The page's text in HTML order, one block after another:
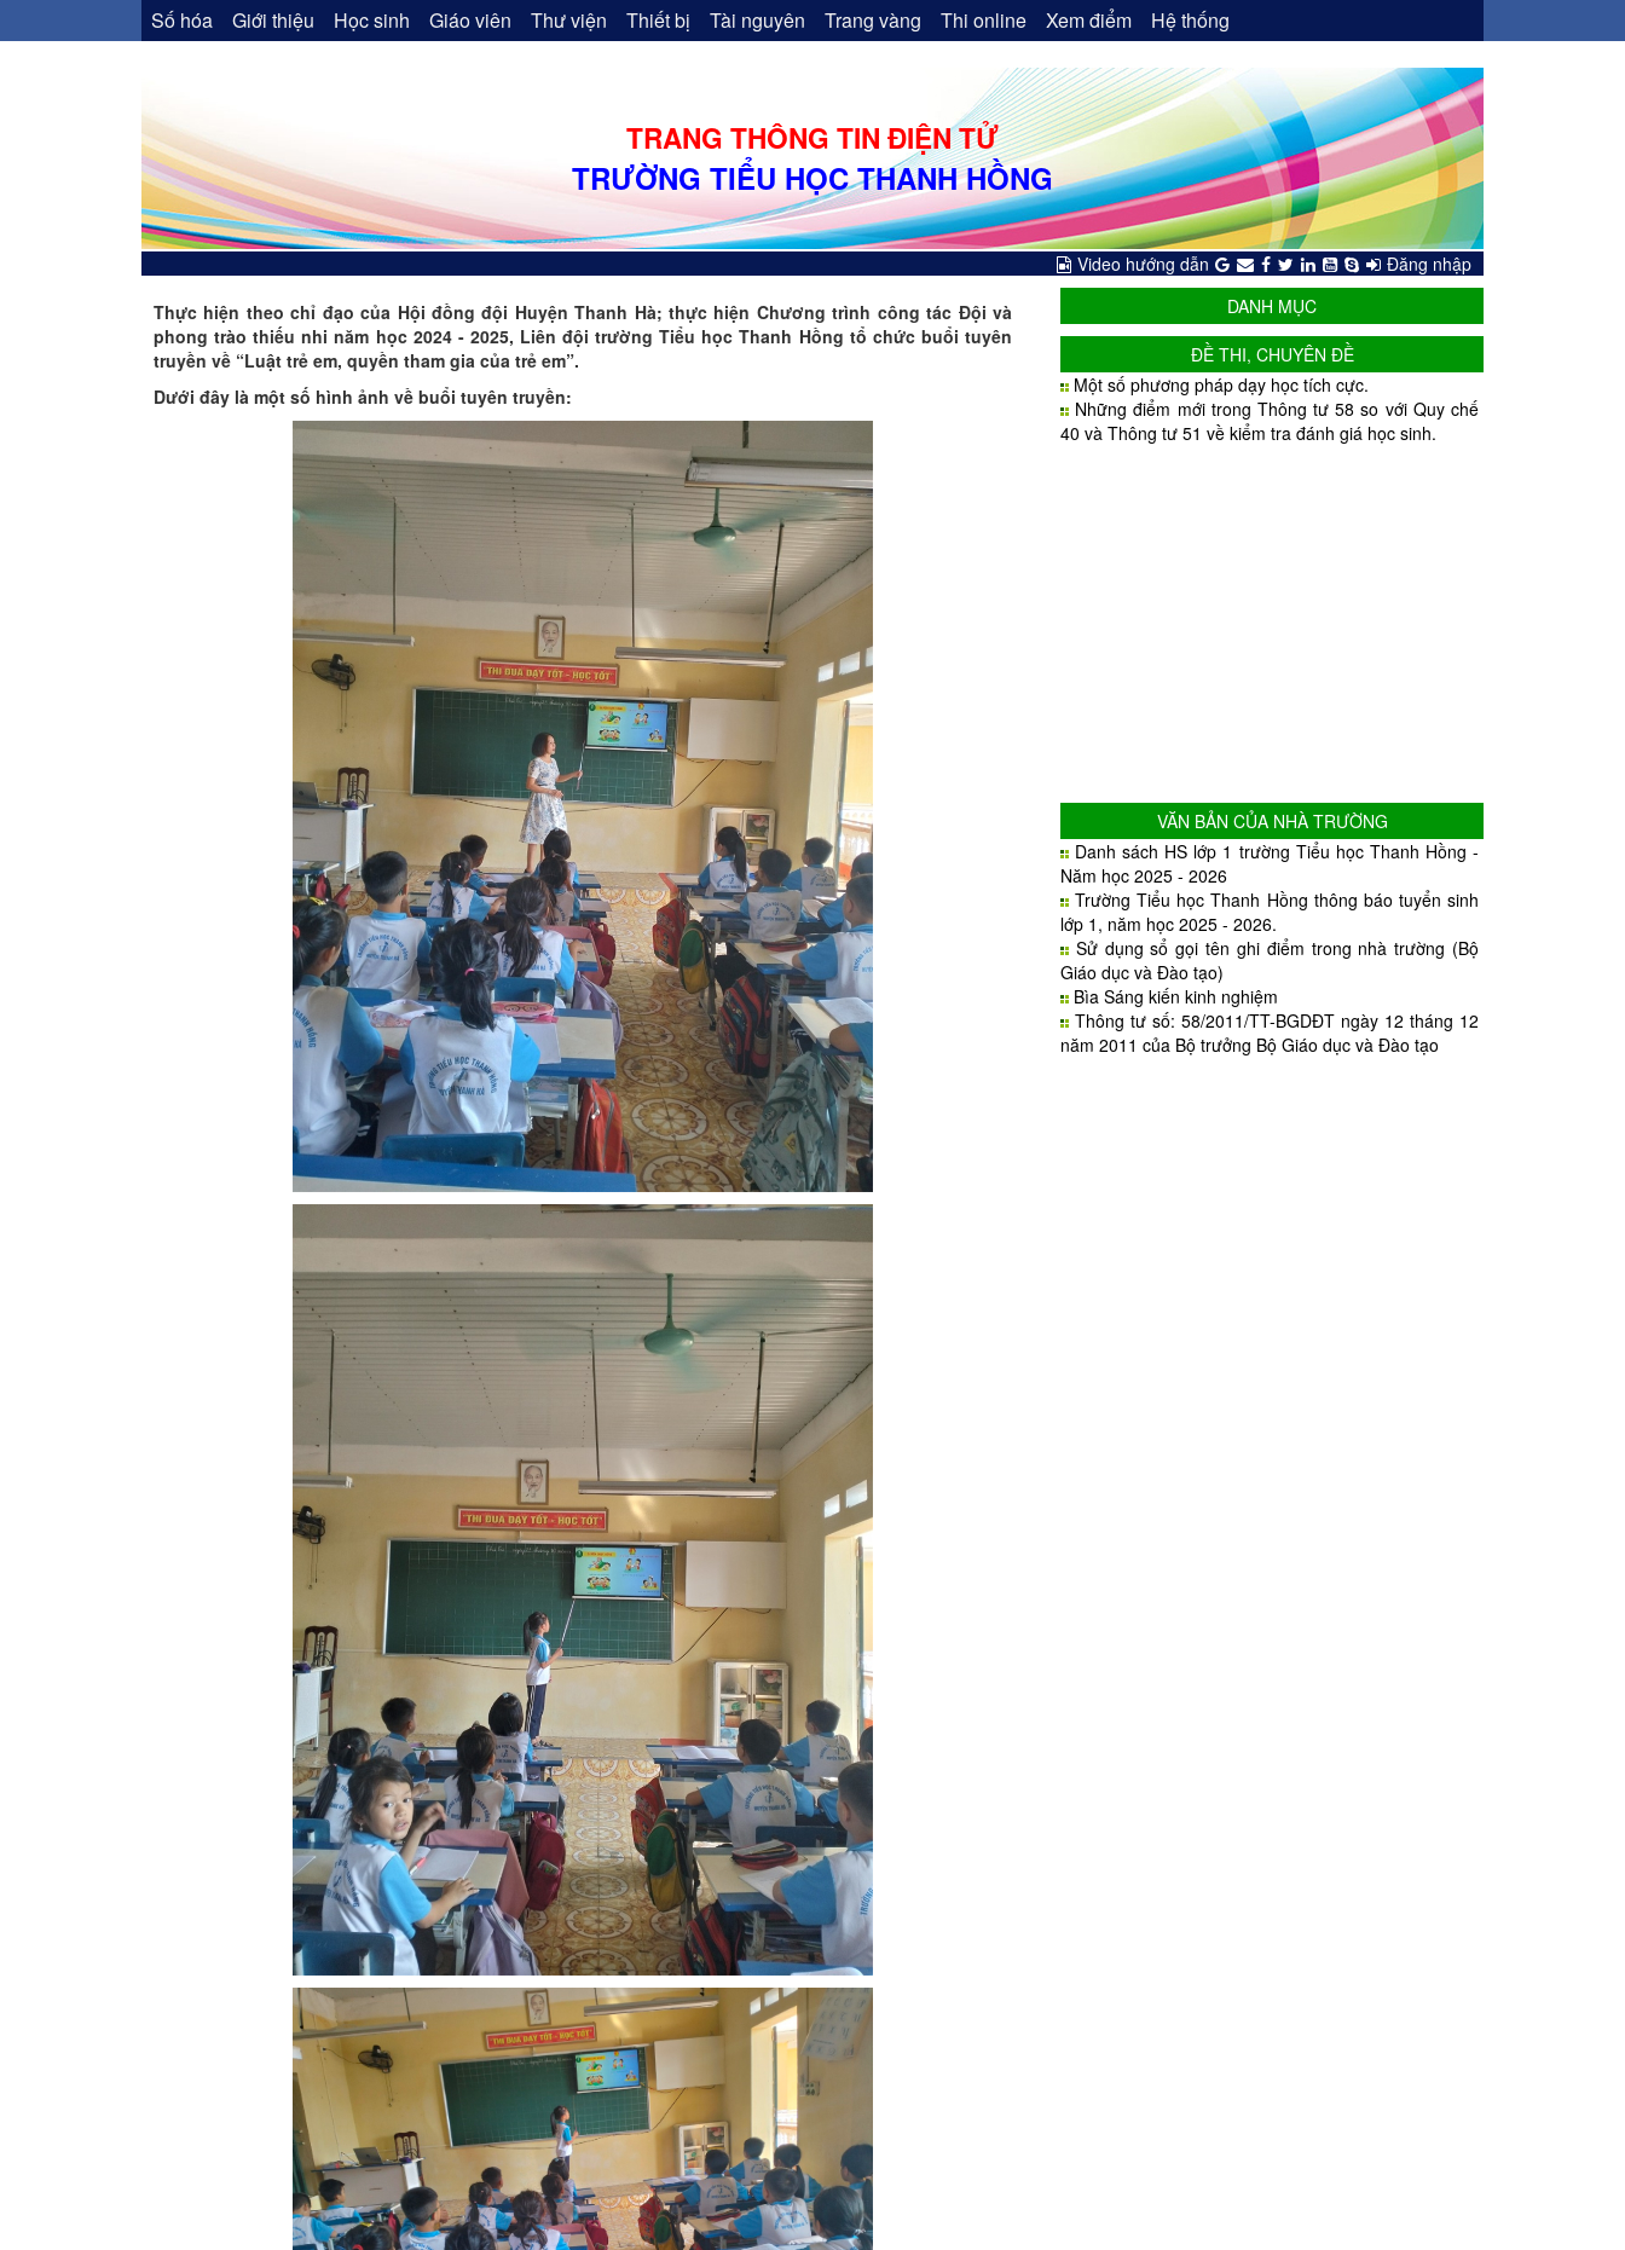
Số hóa Giới thiệu Học sinh Giáo viên Thư viện Thiết bị Tài nguyên Trang vàng Thi online Xem điểm Hệ thống
TRANG THÔNG TIN ĐIỆN TỬ
TRƯỜNG TIỂU HỌC THANH HỒNG
Video hướng dẫn
Đăng nhập
Thực hiện theo chỉ đạo của Hội đồng đội Huyện Thanh Hà; thực hiện Chương trình công tác Đội và
phong trào thiếu nhi năm học 2024 - 2025, Liên đội trường Tiểu học Thanh Hồng tổ chức buổi tuyên
truyền về “Luật trẻ em, quyền tham gia của trẻ em”.
Dưới đây là một số hình ảnh về buổi tuyên truyền:
DANH MỤC
ĐỀ THI, CHUYÊN ĐỀ
Một số phương pháp dạy học tích cực.
Những điểm mới trong Thông tư 58 so với Quy chế
40 và Thông tư 51 về kiểm tra đánh giá học sinh.
VĂN BẢN CỦA NHÀ TRƯỜNG
Danh sách HS lớp 1 trường Tiểu học Thanh Hồng -
Năm học 2025 - 2026
Trường Tiểu học Thanh Hồng thông báo tuyển sinh
lớp 1, năm học 2025 - 2026.
Sử dụng sổ gọi tên ghi điểm trong nhà trường (Bộ
Giáo dục và Đào tạo)
Bìa Sáng kiến kinh nghiệm
Thông tư số: 58/2011/TT-BGDĐT ngày 12 tháng 12
năm 2011 của Bộ trưởng Bộ Giáo dục và Đào tạo